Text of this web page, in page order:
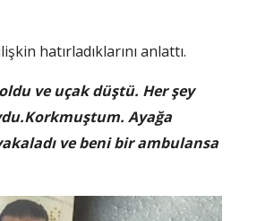
hatırladıklarını anlattı.
ve uçak düştü. Her şey
Ayağa
ve beni bir ambulansa